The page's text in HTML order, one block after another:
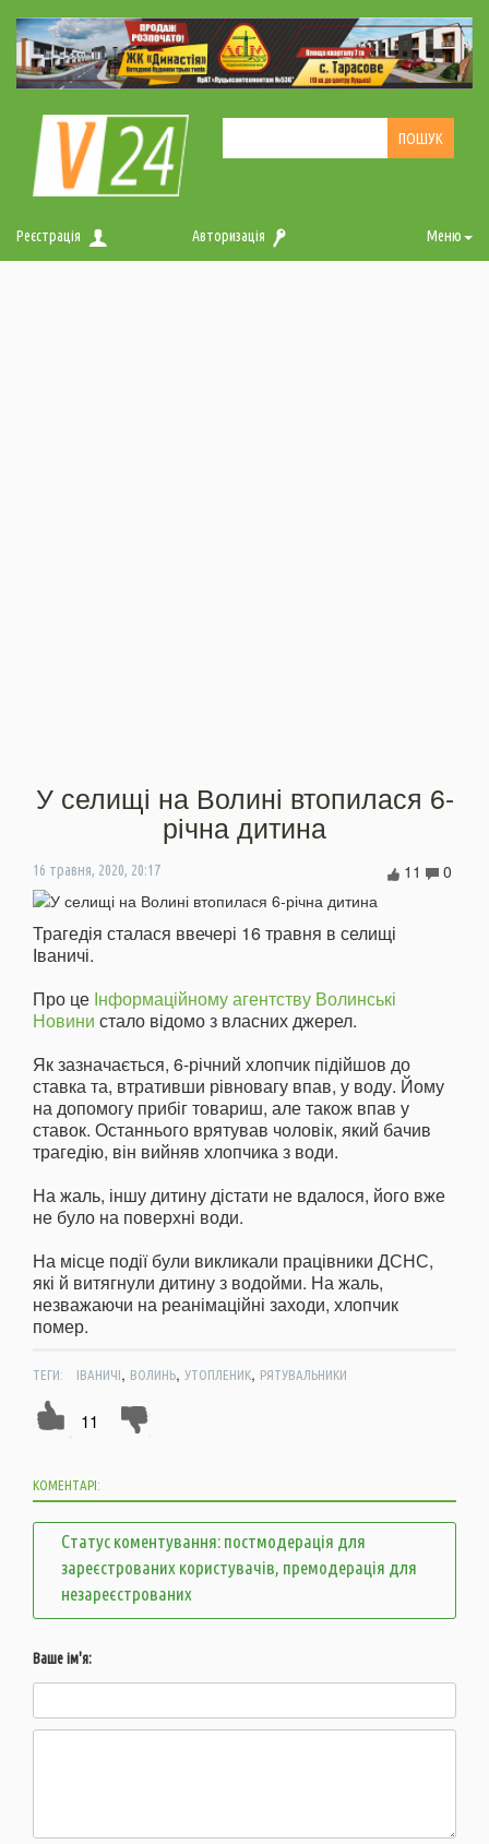
Реєстрація Авторизація Меню
У селищі на Волині втопилася 6-
річна дитина
16 травня, 2020, 20:17 0
11
Трагедія сталася ввечері 16 травня в селищі
Іваничі.
Про це Інформаційному агентству Волинські
Новини стало відомо з власних джерел.
Як зазначається, 6-річний хлопчик підійшов до
ставка та, втративши рівновагу впав, у воду. Йому
на допомогу прибіг товариш, але також впав у
ставок. Останнього врятував чоловік, який бачив
трагедію, він вийняв хлопчика з води.
На жаль, іншу дитину дістати не вдалося, його вже
не було на поверхні води.
На місце події були викликали працівники ДСНС,
які й витягнули дитину з водойми. На жаль,
незважаючи на реанімаційні заходи, хлопчик
помер.
ТЕГИ: ІВАНИЧІ, ВОЛИНЬ, УТОПЛЕНИК, РЯТУВАЛЬНИКИ
11
КОМЕНТАРІ:
Статус коментування: постмодерація для
зареєстрованих користувачів, премодерація для
незареєстрованих
Ваше ім'я: